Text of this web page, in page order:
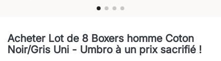
Acheter Lot de 8 Boxers homme Coton
Noir/Gris Uni - Umbro à un prix sacrifié !